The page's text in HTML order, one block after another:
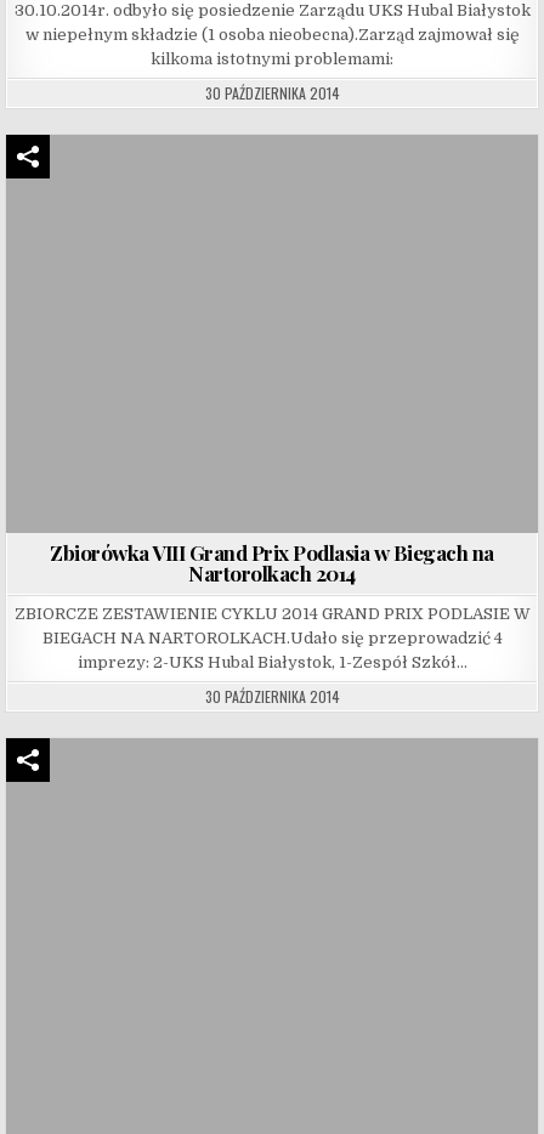
30.10.2014r. odbyło się posiedzenie Zarządu UKS Hubal Białystok
w niepełnym składzie (1 osoba nieobecna).Zarząd zajmował się
kilkoma istotnymi problemami:
30 PAŹDZIERNIKA 2014
Zbiorówka VIII Grand Prix Podlasia w Biegach na
Nartorolkach 2014
ZBIORCZE ZESTAWIENIE CYKLU 2014 GRAND PRIX PODLASIE W
BIEGACH NA NARTOROLKACH.Udało się przeprowadzić 4
imprezy: 2-UKS Hubal Białystok, 1-Zespół Szkół…
30 PAŹDZIERNIKA 2014